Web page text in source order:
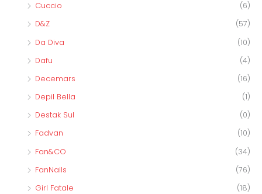
Cuccio
(6)
D&Z
(57)
Da Diva
(10)
Dafu
(4)
Decemars
(16)
Depil Bella
(1)
Destak Sul
(0)
Fadvan
(10)
Fan&CO
(34)
FanNails
(76)
Girl Fatale
(18)